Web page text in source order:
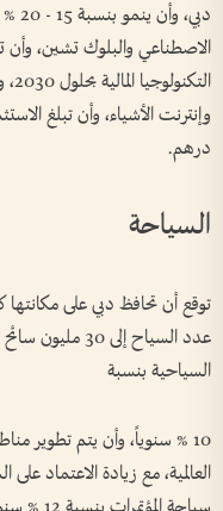
درهم.
السياحة
توقع أن تحافظ دبي على
السياحية بنسبة
10 % سنوياً، وأن يتم
العالمية، مع زيادة الاعتماد